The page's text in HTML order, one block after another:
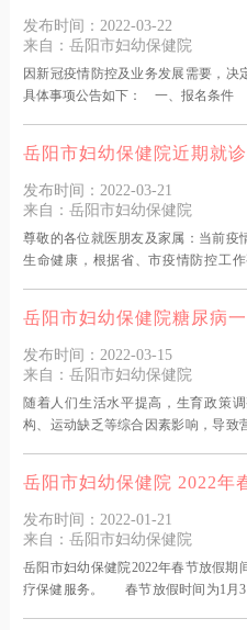
码，如实填写流调
发布时间：2022-03-22
来自：岳阳市妇幼保健院
因新冠疫情防控及业务发展需要，决
具体事项公告如下： 一、报名条件
药物过敏史，双眼矫正视力1.0以上，
岳阳市妇幼保健院近期就
发布时间：2022-03-21
来自：岳阳市妇幼保健院
尊敬的各位就医朋友及家属：当前疫
生命健康，根据省、市疫情防控工
≥37.3℃）；（2）健康码为“红码”、“
者活动轨迹有重叠或可疑重叠；（4）
岳阳市妇幼保健院糖尿病
发布时间：2022-03-15
来自：岳阳市妇幼保健院
随着人们生活水平提高，生育政策
构、运动缺乏等综合因素影响，导致
日后患2型糖尿病的风险。 岳阳市妇
好体重、血糖管理，通过食物模型的
岳阳市妇幼保健院 2022年
发布时间：2022-01-21
来自：岳阳市妇幼保健院
岳阳市妇幼保健院2022年春节放假
疗保健服务。 春节放假时间为1月